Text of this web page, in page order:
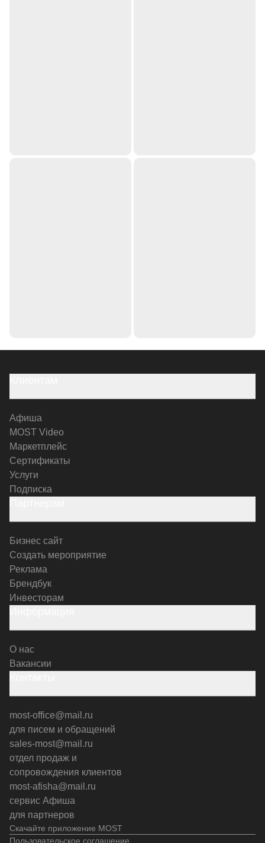
Скачайте приложение MOST
Афиша
MOST Video
Маркетплейс
Сертификаты
Услуги
Подписка
Бизнес сайт
Создать мероприятие
Реклама
Брендбук
Инвесторам
О нас
Вакансии
most-office@mail.ru
для писем и обращений
sales-most@mail.ru
отдел продаж и
сопровождения клиентов
most-afisha@mail.ru
сервис Афиша
для партнеров
Пользовательское соглашение